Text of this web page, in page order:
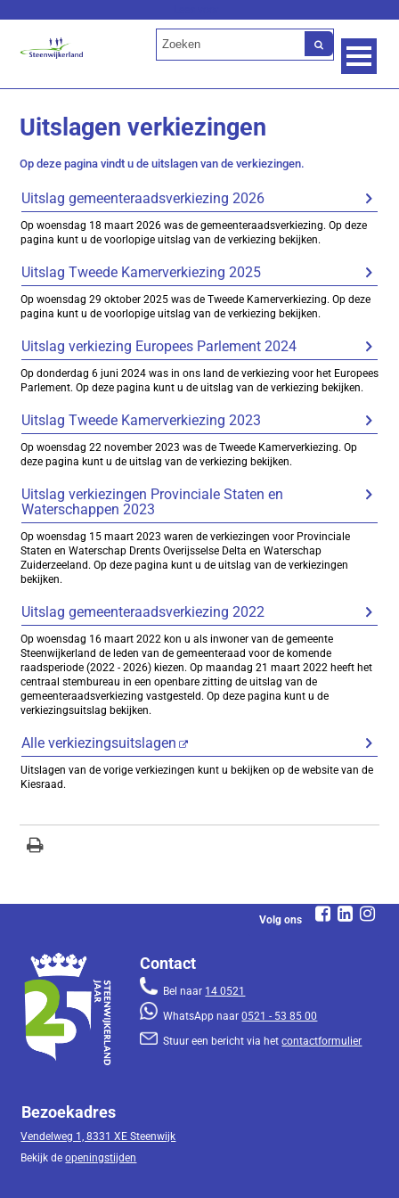
Uitslagen verkiezingen
Op deze pagina vindt u de uitslagen van de verkiezingen.
Uitslag gemeenteraadsverkiezing 2026
Op woensdag 18 maart 2026 was de gemeenteraadsverkiezing. Op deze
pagina kunt u de voorlopige uitslag van de verkiezing bekijken.
Uitslag Tweede Kamerverkiezing 2025
Op woensdag 29 oktober 2025 was de Tweede Kamerverkiezing. Op deze
pagina kunt u de voorlopige uitslag van de verkiezing bekijken.
Uitslag verkiezing Europees Parlement 2024
Op donderdag 6 juni 2024 was in ons land de verkiezing voor het Europees
Parlement. Op deze pagina kunt u de uitslag van de verkiezing bekijken.
Uitslag Tweede Kamerverkiezing 2023
Op woensdag 22 november 2023 was de Tweede Kamerverkiezing. Op
deze pagina kunt u de uitslag van de verkiezing bekijken.
Uitslag verkiezingen Provinciale Staten en
Waterschappen 2023
Op woensdag 15 maart 2023 waren de verkiezingen voor Provinciale
Staten en Waterschap Drents Overijsselse Delta en Waterschap
Zuiderzeeland. Op deze pagina kunt u de uitslag van de verkiezingen
bekijken.
Uitslag gemeenteraadsverkiezing 2022
Op woensdag 16 maart 2022 kon u als inwoner van de gemeente
Steenwijkerland de leden van de gemeenteraad voor de komende
raadsperiode (2022 - 2026) kiezen. Op maandag 21 maart 2022 heeft het
centraal stembureau in een openbare zitting de uitslag van de
gemeenteraadsverkiezing vastgesteld. Op deze pagina kunt u de
verkiezingsuitslag bekijken.
Alle verkiezingsuitslagen
Uitslagen van de vorige verkiezingen kunt u bekijken op de website van de
Kiesraad.
Volg ons
Contact
Bel naar 14 0521
WhatsApp naar0521 - 53 85 00
Stuur een bericht via hetcontactformulier
Bezoekadres
Vendelweg 1, 8331 XE Steenwijk
Bekijk deopeningstijden